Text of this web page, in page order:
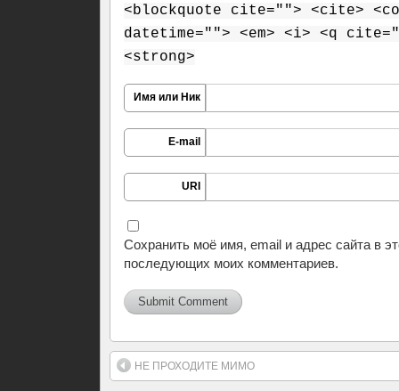
<blockquote cite=""> <cite>
datetime=""> <em> <i> <q
<strong>
Имя или Ник
E-mail
URI
Сохранить моё имя, email и адрес сайта в
последующих моих комментариев.
НЕ ПРОХОДИТЕ МИМО